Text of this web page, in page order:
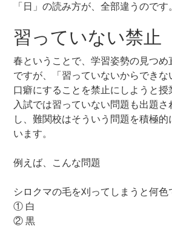
「日」の読み方が、全部違うのです
習っていない禁止
春ということで、学習姿勢の見つめ
ですが、「習っていないからできな
口癖にすることを禁止にしようと授
入試では習っていない問題も出題
し、難関校はそういう問題を積極的
います。
例えば、こんな問題
シロクマの毛を刈ってしまうと何色
① 白
② 黒